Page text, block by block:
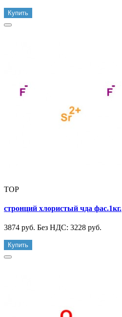
Купить
TOP
стронций хлористый чда фас.1кг.
3874 руб. Без НДС: 3228 руб.
Купить